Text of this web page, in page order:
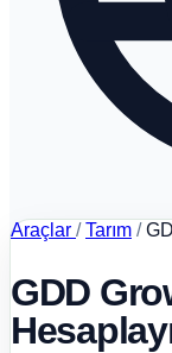
Araçlar / Tarım /
GDD